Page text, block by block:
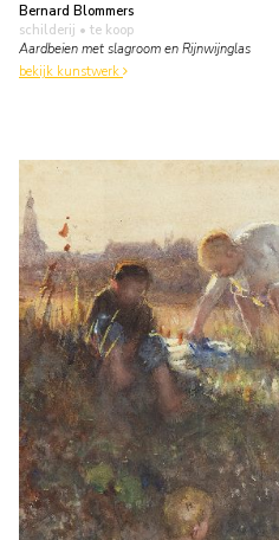
Bernard Blommers
schilderij • te koop
Aardbeien met slagroom en Rijnwijnglas
bekijk kunstwerk